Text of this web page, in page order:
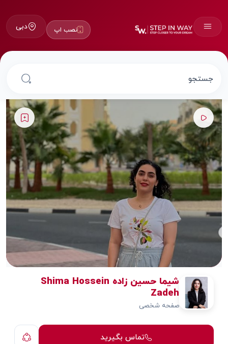
نصب اپ دبی
شیما حسین زاده Shima Hossein
Zadeh
صفحه شخصی
تماس بگیرید